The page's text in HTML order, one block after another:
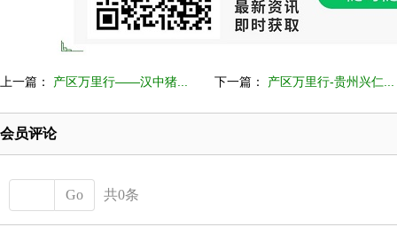
上一篇： 产区万里行——汉中猪... 下一篇： 产区万里行-贵州兴仁...
会员评论
Go 共0条